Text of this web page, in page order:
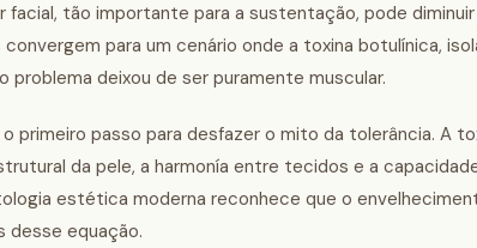
facial, tão importante para a sustentação, pode
para um cenário onde a toxina botulínica,
problema deixou de ser puramente muscular.
primeiro passo para desfazer o mito da tolerância. A
da pele, a harmonía entre tecidos e a
estética moderna reconhece que o
desse equação.